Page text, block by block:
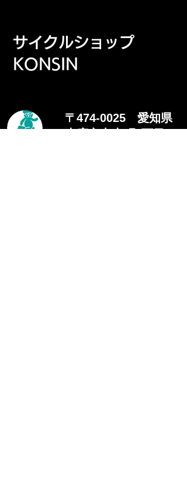
​サイクルショップ
KONSIN
〒474-0025 愛知県